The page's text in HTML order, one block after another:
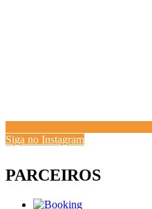
Siga no Instagram
PARCEIROS